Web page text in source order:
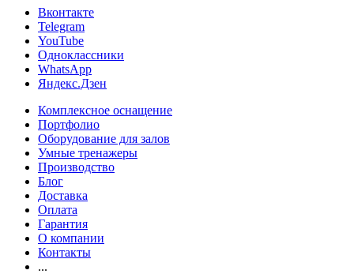
Вконтакте
Telegram
YouTube
Одноклассники
WhatsApp
Яндекс.Дзен
Комплексное оснащение
Портфолио
Оборудование для залов
Умные тренажеры
Производство
Блог
Доставка
Оплата
Гарантия
О компании
Контакты
...